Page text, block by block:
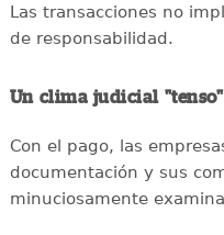
Las transacciones no
de responsabilidad.
Un clima judicial "tenso"
Con el pago, las
documentación y sus
minuciosamente